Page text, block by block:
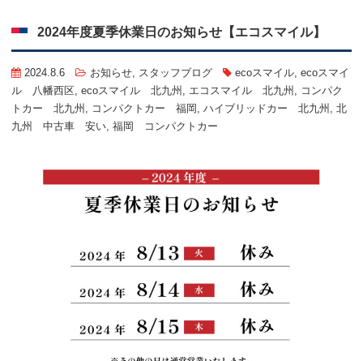
2024年度夏季休業日のお知らせ【エコスマイル】
2024.8.6 お知らせ, スタッフブログ ecoスマイル, ecoスマイ
ル 八幡西区, ecoスマイル 北九州 , エコスマイル 北九州 , コンパク
トカー 北九州 , コンパクトカー 福岡 , ハイブリッドカー 北九州 , 北
九州 中古車 安い, 福岡 コンパクトカー